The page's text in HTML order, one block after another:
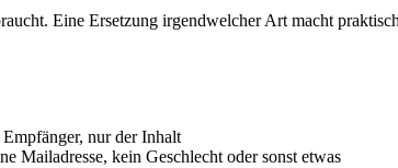
Eine Ersetzung irgendwelcher Art macht
nur der Inhalt
Mailadresse, kein Geschlecht oder sonst etwas